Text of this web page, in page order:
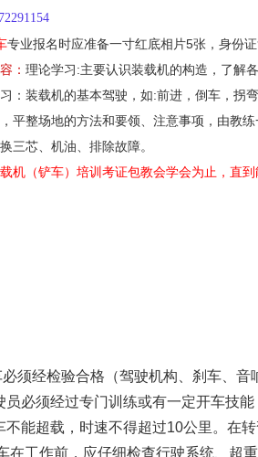
专业报名时应准备一寸红底相片5张，身份
： 理论学习:主要认识装载机的构造，了解
：装载机的基本驾驶，如:前进，倒车，拐
平整场地的方法和要领、注意事项，由教
三芯、机油、排除故障。
机（铲车）培训考证包教会学会为止，直到
莞寮步铲车操作
必须经检验合格（驾驶机构、刹车、
员必须经过专门训练或有一定开车技
不能超载，时速不得超过10公里。在
在工作前，应仔细检查行驶系统、超